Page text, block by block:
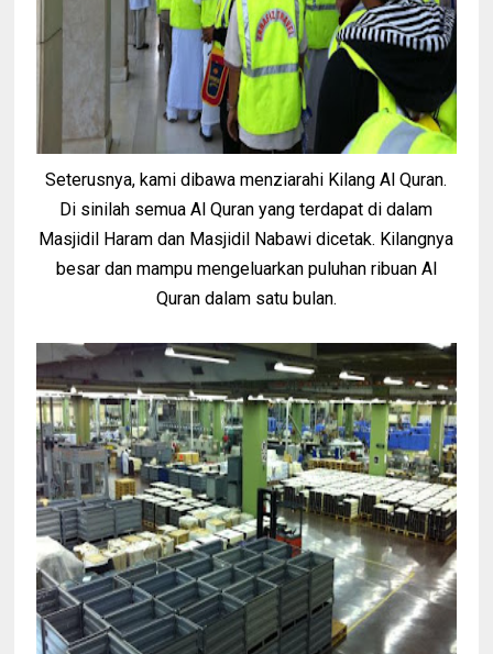
Seterusnya, kami dibawa menziarahi Kilang Al Quran.
Di sinilah semua Al Quran yang terdapat di dalam
Masjidil Haram dan Masjidil Nabawi dicetak. Kilangnya
besar dan mampu mengeluarkan puluhan ribuan Al
Quran dalam satu bulan.